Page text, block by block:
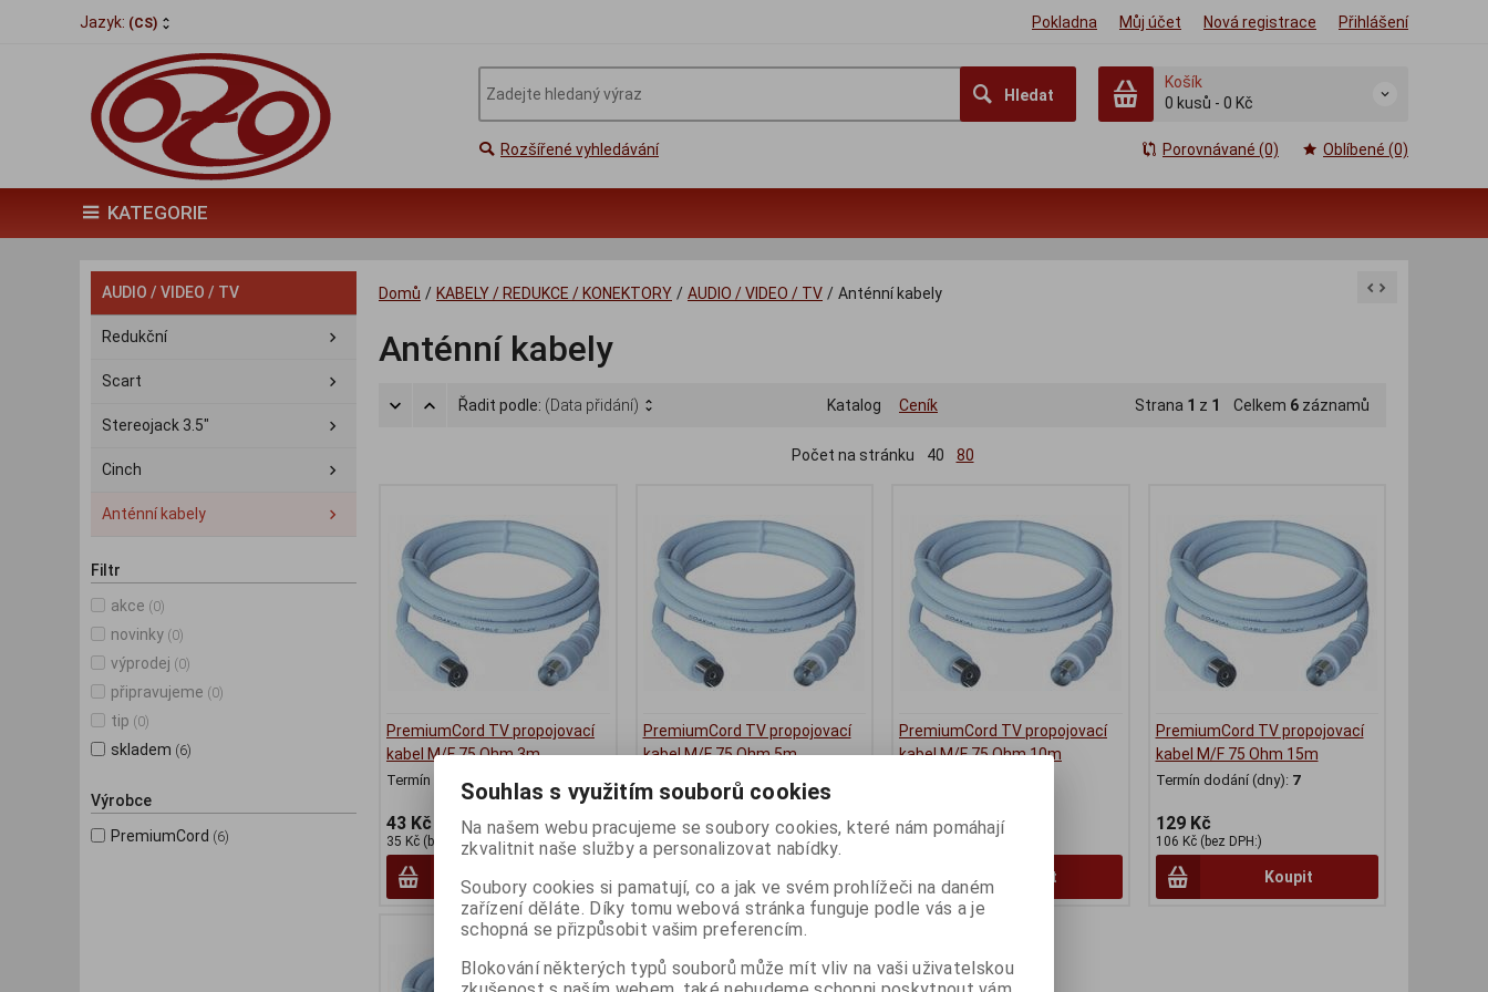
Jazyk: (CS) Pokladna Můj účet Nová registrace Přihlášení
Hledat
Košík
0 kusů - 0 Kč
Rozšířené vyhledávání Porovnávané (0) Oblíbené (0)
KATEGORIE
AUDIO / VIDEO / TV
Redukční
Scart
Stereojack 3.5"
Cinch
Anténní kabely
Filtr
akce (0)
novinky (0)
výprodej (0)
připravujeme (0)
tip (0)
skladem (6)
Výrobce
PremiumCord (6)
Domů / KABELY / REDUKCE / KONEKTORY / AUDIO / VIDEO / TV / Anténní kabely
Anténní kabely
Řadit podle: (Data přidání) Katalog Ceník Strana 1 z 1 Celkem 6 záznamů
Počet na stránku 40 80
PremiumCord TV propojovací
kabel M/F 75 Ohm 3m
Termín dodání (dny):
43 Kč
35 Kč (bez DPH:)
PremiumCord TV propojovací
kabel M/F 75 Ohm 5m
Termín dodání (dny):
54 Kč
44 Kč (bez DPH:)
PremiumCord TV propojovací
kabel M/F 75 Ohm 10m
92 Kč
76 Kč (bez DPH:)
Koupit
PremiumCord TV propojovací
kabel M/F 75 Ohm 15m
Termín dodání (dny): 7
129 Kč
106 Kč (bez DPH:)
Koupit
Souhlas s využitím souborů cookies
Na našem webu pracujeme se soubory cookies, které nám pomáhají
zkvalitnit naše služby a personalizovat nabídky.
Soubory cookies si pamatují, co a jak ve svém prohlížeči na daném
zařízení děláte. Díky tomu webová stránka funguje podle vás a je
schopná se přizpůsobit vašim preferencím.
Blokování některých typů souborů může mít vliv na vaši uživatelskou